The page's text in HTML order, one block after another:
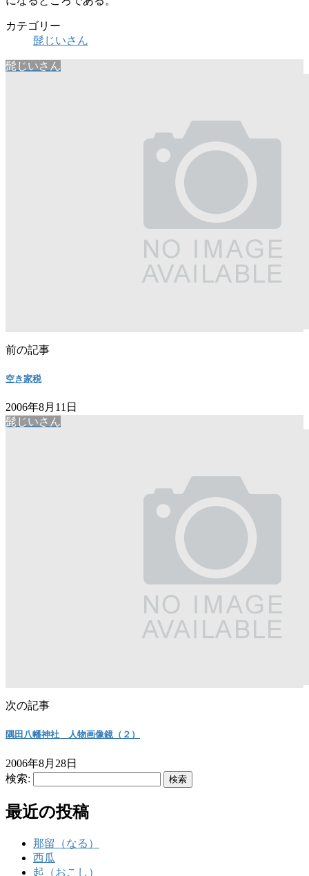
カテゴリー
髭じいさん
髭じいさん
前の記事
空き家税
2006年8月11日
髭じいさん
次の記事
隅田八幡神社 人物画像鏡（２）
2006年8月28日
検索:
最近の投稿
那留（なる）
西瓜
起（おこし）